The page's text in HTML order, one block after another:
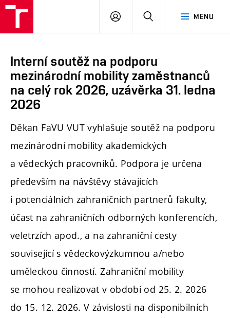
MENU
PŘIHLÁSIT
Interní soutěž na podporu
mezinárodní mobility zaměstnanců
na celý rok 2026, uzávěrka 31. ledna
2026
Děkan FaVU VUT vyhlašuje soutěž na podporu
mezinárodní mobility akademických
a vědeckých pracovníků. Podpora je určena
především na návštěvy stávajících
i potenciálních zahraničních partnerů fakulty,
účast na zahraničních odborných konferencích,
veletrzích apod., a na zahraniční cesty
související s vědeckovýzkumnou a/nebo
uměleckou činností. Zahraniční mobility
se mohou realizovat v období od 25. 2. 2026
do 15. 12. 2026. V závislosti na disponibilních